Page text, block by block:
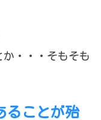
・・・そもそも
ることが殆